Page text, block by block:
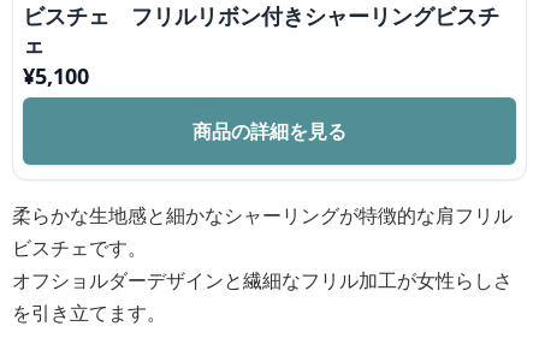
ビスチェ フリルリボン付きシャーリングビスチ
ェ
¥5,100
商品の詳細を見る
柔らかな生地感と細かなシャーリングが特徴的な肩フリル
ビスチェです。
オフショルダーデザインと繊細なフリル加工が女性らしさ
を引き立てます。